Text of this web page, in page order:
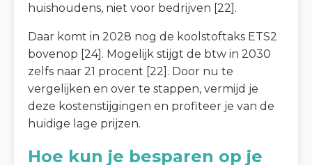
huishoudens, niet voor bedrijven [22].
Daar komt in 2028 nog de koolstoftaks ETS2
bovenop [24]. Mogelijk stijgt de btw in 2030
zelfs naar 21 procent [22]. Door nu te
vergelijken en over te stappen, vermijd je
deze kostenstijgingen en profiteer je van de
huidige lage prijzen.
Hoe kun je besparen op je